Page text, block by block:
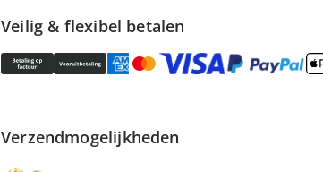
Veilig & flexibel betalen
Verzendmogelijkheden